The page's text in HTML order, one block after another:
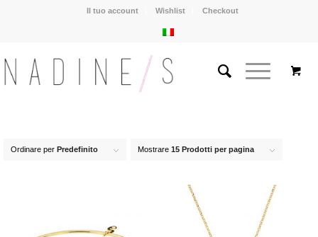
Il tuo account Wishlist Checkout
Ordinare perPredefinito Mostrare15 Prodotti per pagina